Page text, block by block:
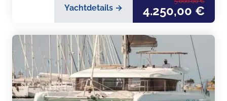
Yachtdetails → 4.250,00 €